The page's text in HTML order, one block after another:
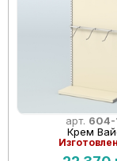
арт. 604-
Крем